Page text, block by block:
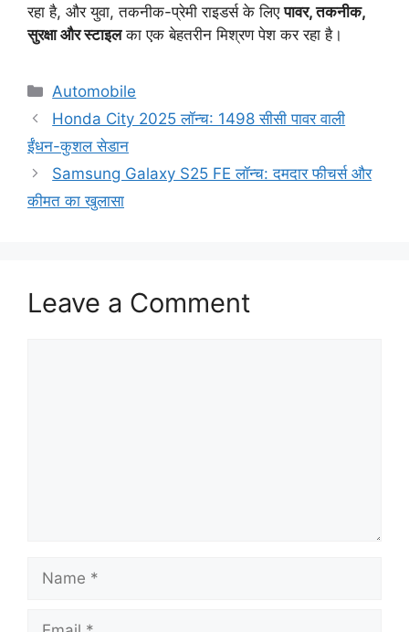
रहा है, और युवा, तकनीक-प्रेमी राइडर्स के लिएपावर, तकनीक,
सुरक्षा और स्टाइलका एक बेहतरीन मिश्रण पेश कर रहा है।
Categories
Automobile
Honda City 2025 लॉन्च: 1498 सीसी पावर वाली
ईंधन-कुशल सेडान
Samsung Galaxy S25 FE लॉन्च: दमदार फीचर्स और
कीमत का खुलासा
Leave a Comment